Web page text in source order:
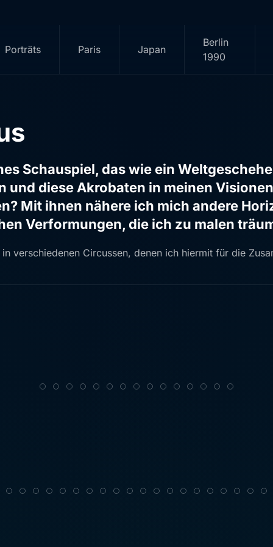
Porträts Paris Japan
Berlin
1990
Schauspiel, das wie ein
und diese Akrobaten in meinen
Mit ihnen nähere ich mich andere
Verformungen, die ich zu malen
verschiedenen Circussen, denen ich hiermit für die